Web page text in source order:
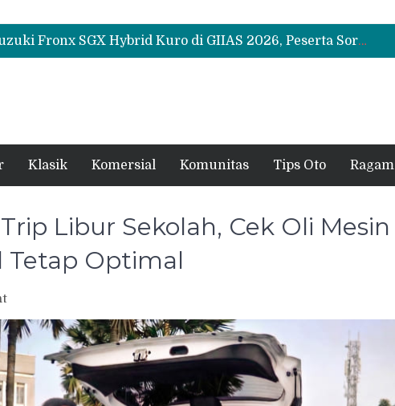
Beli Mobil Jangan Cuma Lihat Cicilan, TAF dan OJK Tekankan Pentingnya Literasi Keuangan
Test Drive Suzuki Fronx SGX Hybrid Kuro di GIIAS 2026, Peserta Soroti Desain Sporty dan DVR
Leapmotor Mulai Perakitan Lokal di Indonesia, B10 dan C10 Jadi Model Perdana
Klasik Komersial Komunitas Tips Oto Ragam
Libur Sekolah, Cek Oli
Tetap Optimal
on
Road
Trip
Libur
Sekolah,
Cek